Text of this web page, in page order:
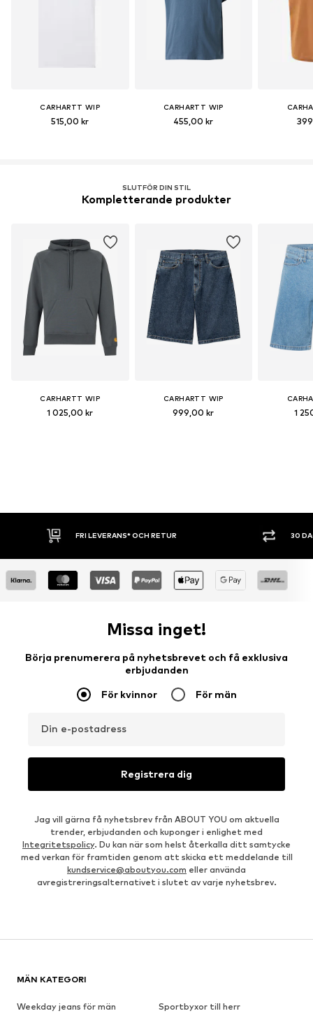
CARHARTT WIP
515,00 kr
CARHARTT WIP
455,00 kr
SLUTFÖR DIN STIL
Kompletterande produkter
CARHARTT WIP
1 025,00 kr
CARHARTT WIP
999,00 kr 1
30 DAGARS ÖPPET KÖP SHOPPA NU.
Missa inget!
Börja prenumerera på nyhetsbrevet och få exklusiva
erbjudanden
För kvinnor För män
Din e-postadress
Registrera dig
Jag vill gärna få nyhetsbrev från ABOUT YOU om aktuella
trender, erbjudanden och kuponger i enlighet med
Integritetspolicy. Du kan när som helst återkalla ditt samtycke
med verkan för framtiden genom att skicka ett meddelande till
kundservice@aboutyou.com eller använda
avregistreringsalternativet i slutet av varje nyhetsbrev.
MÄN KATEGORI
Weekday jeans för män
Sportbyxor till herr